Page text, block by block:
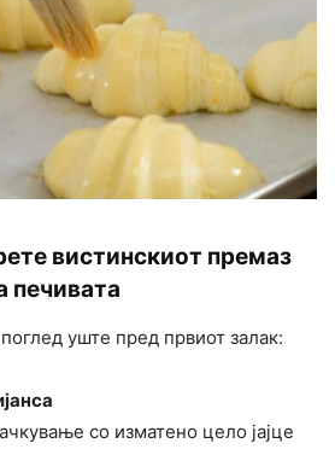
вистинскиот премаз
печивата
уште пред првиот залак:
со изматено цело јајце